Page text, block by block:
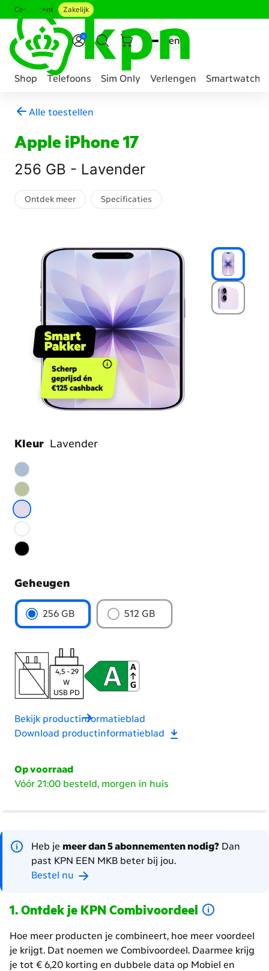
Ga naar hoofdinhoud
Consument Zakelijk
Menu
Shop Telefoons Sim Only Verlengen
naar
telefoon
samenstellen
Alle toestellen
Apple iPhone 17
256 GB - Lavender
Ontdek meer Specificaties
Scherp
geprijsd én
€125 cashback
Kleur Lavender
Kies
je
kleur
Geheugen
Kies
het
256 GB 512 GB
4,5 - 29
W
USB PD
Bekijk productinformatieblad
Download productinformatieblad
Op voorraad
Vóór 21:00 besteld, morgen in huis
Heb je meer dan 5 abonnementen nodig? Dan
past KPN EEN MKB beter bij jou.
Bestel nu
Ontdek je KPN Combivoordeel
Hoe meer producten je combineert, hoe meer voordeel
je krijgt. Dat noemen we Combivoordeel. Daarmee krijg
je tot € 6,20 korting en dubbele data op Mobiel en